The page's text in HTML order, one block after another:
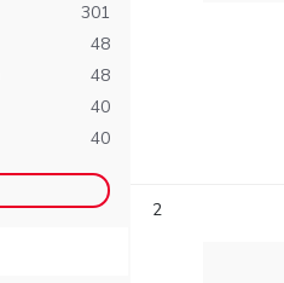
301
48
48
40
40
2